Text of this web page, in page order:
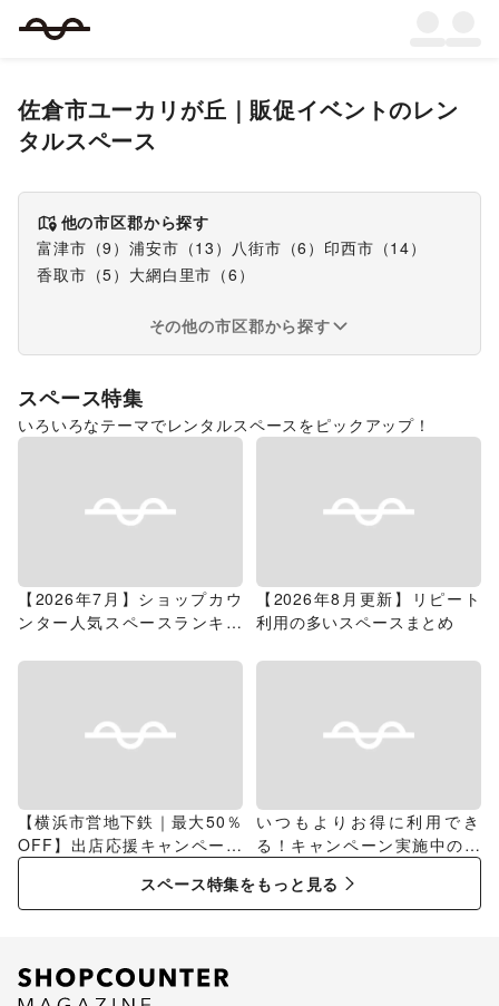
佐倉市ユーカリが丘 ｜ 販促イベントのレン
タルスペース
他の市区郡から探す
富津市 （9 ）浦安市 （13 ） 八街市 （6 ） 印西市 （14）
香取市 （5） 大網白里市 （6 ）
その他の市区郡から探す
スペース特集
いろいろなテーマでレンタルスペースをピックアップ！
【2026年7月】ショップカウ
ンター人気スペースランキン
【2026年8月更新】リピート
利用の多いスペースまとめ
【横浜市営地下鉄｜最大50％
OFF】出店応援キャンペーン
特集
いつもよりお得に利用でき
る！キャンペーン実施中のス
スペース特集をもっと見る